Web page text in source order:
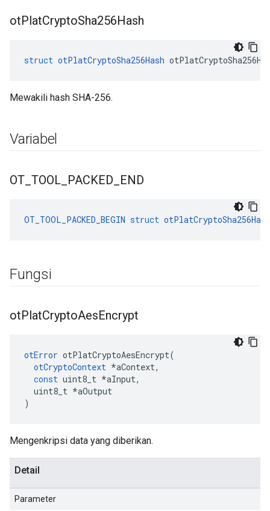
otPlatCryptoSha256Hash
struct otPlatCryptoSha256Hash
Mewakili hash SHA-256.
Variabel
OT TOOL PACKED END
OT_TOOL_PACKED_BEGIN struct otPlatCryptoSha256Hash
Fungsi
otPlatCryptoAesEncrypt
otError otPlatCryptoAesEncrypt(
otCryptoContext *aContext,
const uint8_t *aInput,
uint8_t *aOutput
)
Mengenkripsi data yang diberikan.
Detail
Parameter